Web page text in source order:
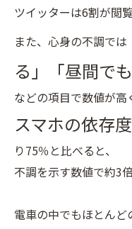
ツイッターは6割が閲
また、心身の不調では
る」「昼間で
などの項目で数値が高
スマホの依存度
り75％と比べると、
不調を示す数値で約3
電車の中でもほとん